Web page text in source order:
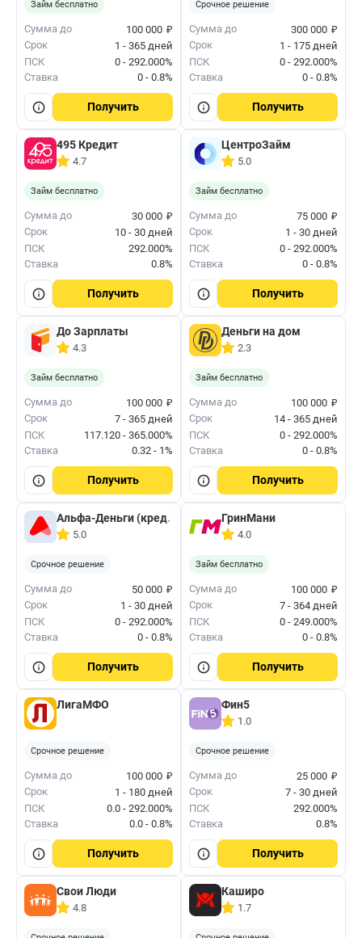
Займ бесплатно
Сумма до 100 000 ₽
Срок
1 - 365 дней
ПСК
0 - 292.000%
Ставка
0 - 0.8%
Получить
Срочное решение
Сумма до 300 000 ₽
Срок
1 - 175 дней
ПСК
0 - 292.000%
Ставка
0 - 0.8%
Получить
495 Кредит
4.7
Займ бесплатно
Сумма до 30 000 ₽
Срок
10 - 30 дней
ПСК
292.000%
Ставка
0.8%
Получить
ЦентроЗайм
5.0
Займ бесплатно
Сумма до 75 000 ₽
Срок
1 - 30 дней
ПСК
0 - 292.000%
Ставка
0 - 0.8%
Получить
До Зарплаты
4.3
Займ бесплатно
Сумма до 100 000 ₽
Срок
7 - 365 дней
ПСК
117.120 - 365.000%
Ставка
0.32 - 1%
Получить
Деньги на дом
2.3
Займ бесплатно
Сумма до 100 000 ₽
Срок
14 - 365 дней
ПСК
0 - 292.000%
Ставка
0 - 0.8%
Получить
Альфа-Деньги (кред. лимит)
5.0
Срочное решение
Сумма до 50 000 ₽
Срок
1 - 30 дней
ПСК
0 - 292.000%
Ставка
0 - 0.8%
Получить
ГринМани
4.0
Займ бесплатно
Сумма до 100 000 ₽
Срок
7 - 364 дней
ПСК
0 - 249.000%
Ставка
0 - 0.8%
Получить
ЛигаМФО
Срочное решение
Сумма до 100 000 ₽
Срок
1 - 180 дней
ПСК
0.0 - 292.000%
Ставка
0.0 - 0.8%
Получить
Фин5
1.0
Срочное решение
Сумма до 25 000 ₽
Срок
7 - 30 дней
ПСК
292.000%
Ставка
0.8%
Получить
Свои Люди
4.8
Каширо
1.7